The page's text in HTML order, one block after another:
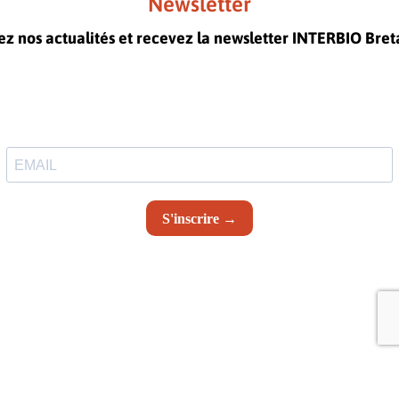
nos actualités et recevez la newsletter INTERBIO